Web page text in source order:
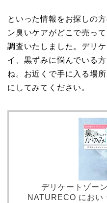
といった情報をお探しの
ン臭いケアがどこで売っ
調査いたしました。デリ
イ、黒ずみに悩んでいる
ね。お近くで手に入る場
にしてみてください。
デリケートゾー
NATURECO におい